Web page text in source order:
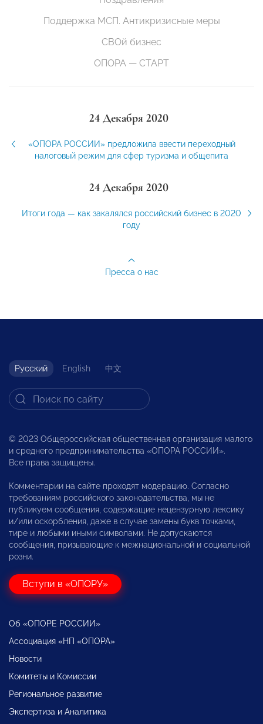
Поддержка МСП. Антикризисные меры
СВОй бизнес
ОПОРА — СТАРТ
24 Декабря 2020
«ОПОРА РОССИИ» предложила ввести переходный
налоговый режим для сфер туризма и общепита
24 Декабря 2020
Итоги года — как закалялся российский бизнес в 2020
году
Пресса о нас
Русский English 中文
© 2023 Общероссийская общественная организация малого
и среднего предпринимательства «ОПОРА РОССИИ».
Все права защищены.
Комментарии на сайте проходят модерацию. Согласно
требованиям российского законодательства, мы не
публикуем сообщения, содержащие нецензурную лексику
и/или оскорбления, даже в случае замены букв точками,
тире и любыми иными символами. Не допускаются
сообщения, призывающие к межнациональной и социальной
розни.
Вступи в «ОПОРУ»
Об «ОПОРЕ РОССИИ»
Ассоциация «НП «ОПОРА»
Новости
Комитеты и Комиссии
Региональное развитие
Экспертиза и Аналитика